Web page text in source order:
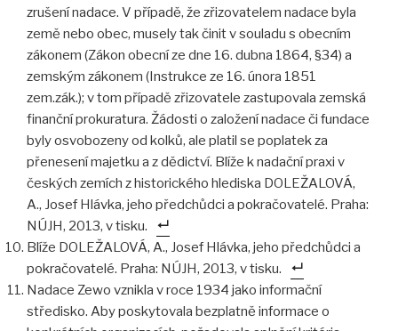
zrušení nadace. V případě, že zřizovatelem nadace byla
země nebo obec, musely tak činit v souladu s obecním
zákonem (Zákon obecní ze dne 16. dubna 1864, §34) a
zemským zákonem (Instrukce ze 16. února 1851
zem.zák.); v tom případě zřizovatele zastupovala zemská
finanční prokuratura. Žádosti o založení nadace či fundace
byly osvobozeny od kolků, ale platil se poplatek za
přenesení majetku a z dědictví. Blíže k nadační praxi v
českých zemích z historického hlediska DOLEŽALOVÁ,
A., Josef Hlávka, jeho předchůdci a pokračovatelé. Praha:
NÚJH, 2013, v tisku.
Blíže DOLEŽALOVÁ, A., Josef Hlávka, jeho předchůdci a
pokračovatelé. Praha: NÚJH, 2013, v tisku.
Nadace Zewo vznikla v roce 1934 jako informační
středisko. Aby poskytovala bezplatně informace o